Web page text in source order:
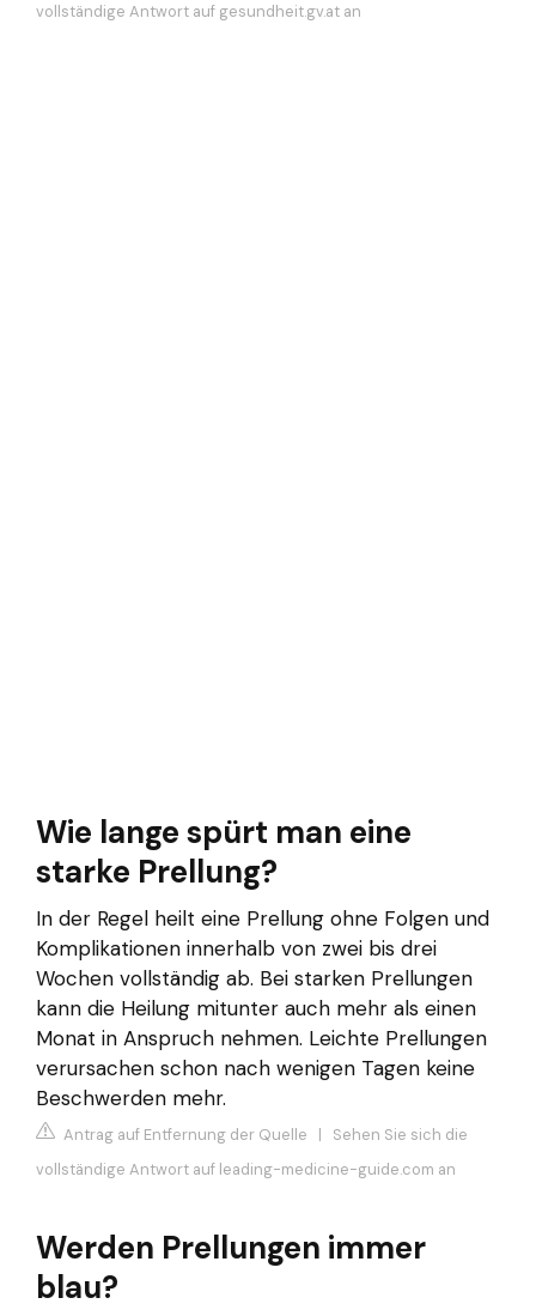
vollständige Antwort auf gesundheit.gv.at an
Wie lange spürt man eine
starke Prellung?
In der Regel heilt eine Prellung ohne Folgen und
Komplikationen innerhalb von zwei bis drei
Wochen vollständig ab. Bei starken Prellungen
kann die Heilung mitunter auch mehr als einen
Monat in Anspruch nehmen. Leichte Prellungen
verursachen schon nach wenigen Tagen keine
Beschwerden mehr.
Antrag auf Entfernung der Quelle | Sehen Sie sich die
vollständige Antwort auf leading-medicine-guide.com an
Werden Prellungen immer
blau?